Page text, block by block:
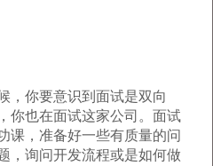
，你要意识到面试是双向
你也在面试这家公司。面试
课，准备好一些有质量的问
，询问开发流程或是如何做